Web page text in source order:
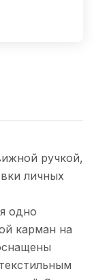
ручкой,
личных
одно
карман на